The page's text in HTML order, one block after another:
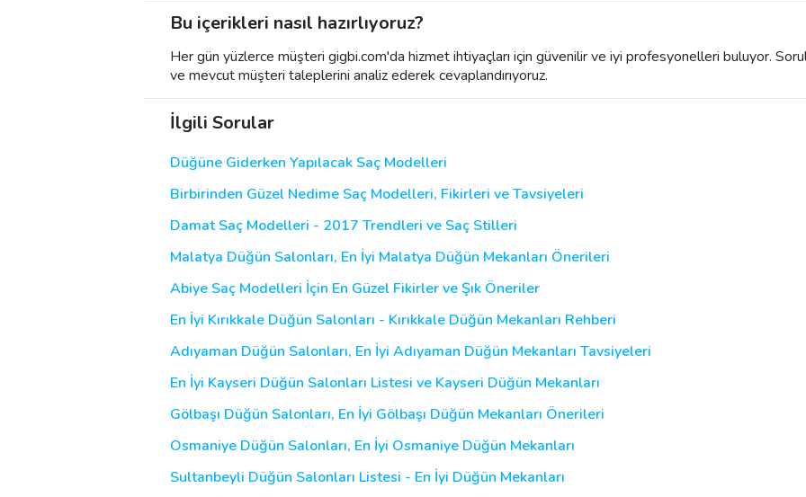
Bu içerikleri nasıl hazırlıyoruz?
Her gün yüzlerce müşteri gigbi.com'da hizmet ihtiyaçları için güvenilir ve iyi profesyonelleri buluyor.
ve mevcut müşteri taleplerini analiz ederek cevaplandırıyoruz.
İlgili Sorular
Düğüne Giderken Yapılacak Saç Modelleri
Birbirinden Güzel Nedime Saç Modelleri, Fikirleri ve Tavsiyeleri
Damat Saç Modelleri - 2017 Trendleri ve Saç Stilleri
Malatya Düğün Salonları, En İyi Malatya Düğün Mekanları Önerileri
Abiye Saç Modelleri İçin En Güzel Fikirler ve Şık Öneriler
En İyi Kırıkkale Düğün Salonları - Kırıkkale Düğün Mekanları Rehberi
Adıyaman Düğün Salonları, En İyi Adıyaman Düğün Mekanları Tavsiyeleri
En İyi Kayseri Düğün Salonları Listesi ve Kayseri Düğün Mekanları
Gölbaşı Düğün Salonları, En İyi Gölbaşı Düğün Mekanları Önerileri
Osmaniye Düğün Salonları, En İyi Osmaniye Düğün Mekanları
Sultanbeyli Düğün Salonları Listesi - En İyi Düğün Mekanları